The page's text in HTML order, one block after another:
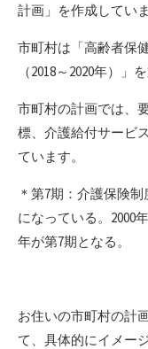
計画」を作成していま
市町村は「高齢者保
（2018～2020年）」
市町村の計画では、
標、介護給付サービ
ています。
＊第7期：介護保険
になっている。2000
年が第7期となる。
お住いの市町村の計
て、具体的にイメー